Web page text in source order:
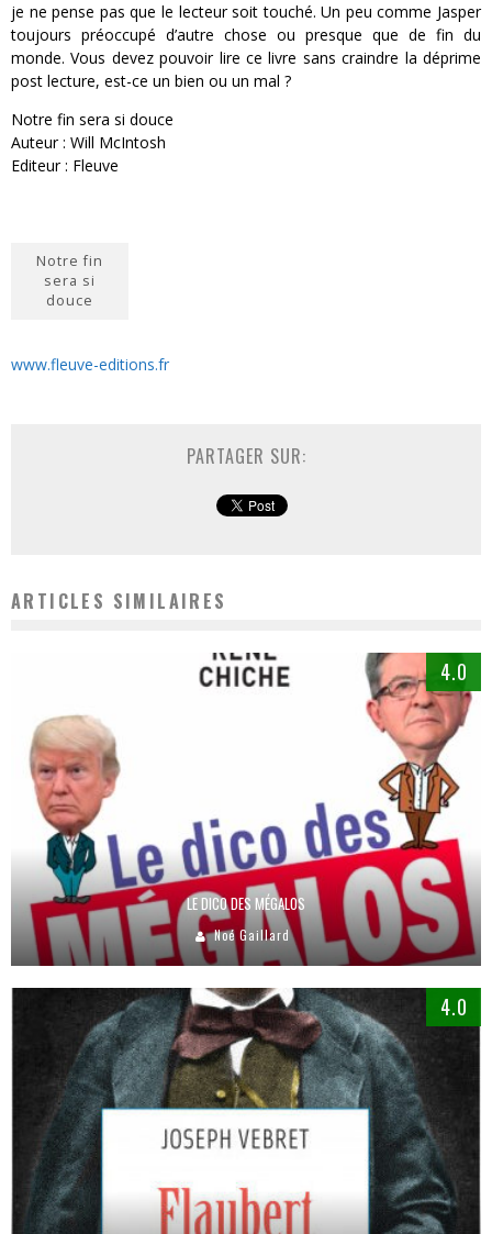
je ne pense pas que le lecteur soit touché. Un peu comme Jasper
toujours préoccupé d’autre chose ou presque que de fin du
monde. Vous devez pouvoir lire ce livre sans craindre la déprime
post lecture, est-ce un bien ou un mal ?
Notre fin sera si douce
Auteur : Will McIntosh
Editeur : Fleuve
Notre fin
sera si
douce
www.fleuve-editions.fr
PARTAGER SUR:
ARTICLES SIMILAIRES
4.0
LE DICO DES MÉGALOS
Noé Gaillard
4.0